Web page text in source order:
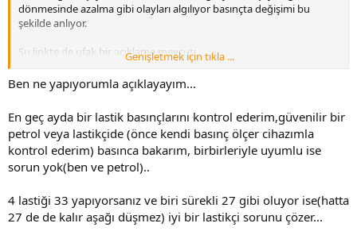
dönmesinde azalma gibi olayları algılıyor basınçta değişimi bu
şekilde anlıyor.
Şu linkte de ufak bir açıklama mevcut;
http://binekarac.vw.com.tr/volkswagen-sozluk.aspx?
ComponentID=16171
önce 29 dan 33 e yükseltmiştim, geçen gün acelem vardı sadece
birini kontrol etme şansım oldu tekrar 33 e bastım, 27 den başladı
basmaya.
herhangi bir uyarı vermedi bu konuda
Genişletmek için tıkla ...
Ben ne yapıyorumla açıklayayım...
En geç ayda bir lastik basınçlarını kontrol ederim,güvenilir bir
petrol veya lastikçide (önce kendi basınç ölçer cihazımla
kontrol ederim) basınca bakarım, birbirleriyle uyumlu ise
sorun yok(ben ve petrol)..
4 lastiği 33 yapıyorsanız ve biri sürekli 27 gibi oluyor ise(hatta
27 de de kalır aşağı düşmez) iyi bir lastikçi sorunu çözer...